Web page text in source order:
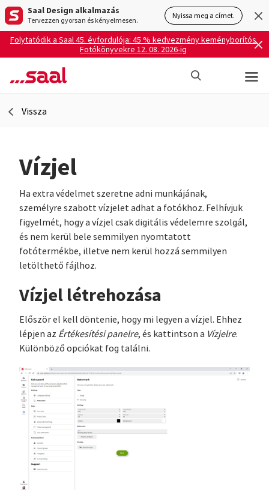
Saal Design alkalmazás
Tervezzen gyorsan és kényelmesen. Nyissa meg a címet.
Folytatódik a Saal 45. évfordulója: 45 % kedvezmény keményborítós
Fotókönyvekre 12. 08. 2026-ig
Vissza
Vízjel
Ha extra védelmet szeretne adni munkájának,
személyre szabott vízjelet adhat a fotókhoz. Felhívjuk
figyelmét, hogy a vízjel csak digitális védelemre szolgál,
és nem kerül bele semmilyen nyomtatott
fotótermékbe, illetve nem kerül hozzá semmilyen
letölthető fájlhoz.
Vízjel létrehozása
Először el kell döntenie, hogy mi legyen a vízjel. Ehhez
lépjen az Értékesítési panelre, és kattintson a Vízjelre.
Különböző opciókat fog találni.